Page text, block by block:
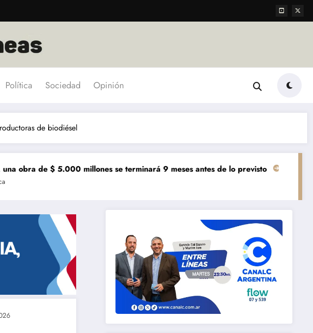
Política Sociedad Opinión
de biodiésel
5.000 millones se terminará 9 meses antes de lo previsto «El mundo AgTech